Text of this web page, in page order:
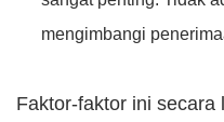
mengimbangi
Faktor-faktor ini secara